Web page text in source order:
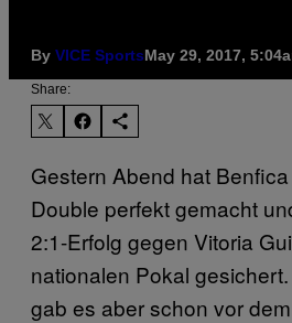
By VICE SportsMay 29, 2017,
Share:
Gestern Abend hat
Double perfekt gemacht
2:1-Erfolg gegen Vitoria
nationalen Pokal
gab es aber schon vor